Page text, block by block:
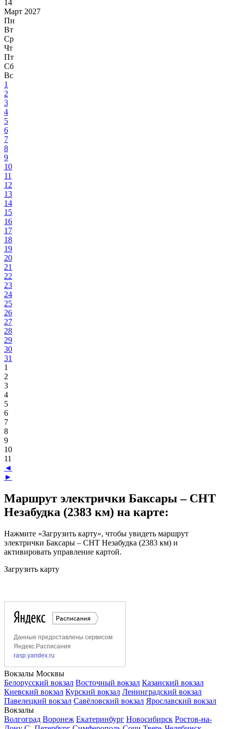
14
Март 2027
Пн
Вт
Ср
Чт
Пт
Сб
Вс
1
2
3
4
5
6
7
8
9
10
11
12
13
14
15
16
17
18
19
20
21
22
23
24
25
26
27
28
29
30
31
1
2
3
4
5
6
7
8
9
10
11
◄
►
Маршрут электрички Баксары – СНТ
Незабудка (2383 км) на карте:
Нажмите «Загрузить карту», чтобы увидеть маршрут
электрички Баксары – СНТ Незабудка (2383 км) и
активировать управление картой.
Загрузить карту
Вокзалы Москвы
Белорусский вокзал Восточный вокзал Казанский вокзал
Киевский вокзал Курский вокзал Ленинградский вокзал
Павелецкий вокзал Савёловский вокзал Ярославский вокзал
Вокзалы
Волгоград Воронеж Екатеринбург Новосибирск Ростов-на-